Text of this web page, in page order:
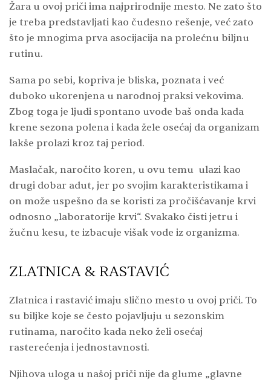
Žara u ovoj priči ima najprirodnije mesto. Ne zato što
je treba predstavljati kao čudesno rešenje, već zato
što je mnogima prva asocijacija na prolećnu biljnu
rutinu.
Sama po sebi, kopriva je bliska, poznata i već
duboko ukorenjena u narodnoj praksi vekovima.
Zbog toga je ljudi spontano uvode baš onda kada
krene sezona polena i kada žele osećaj da organizam
lakše prolazi kroz taj period.
Maslačak, naročito koren, u ovu temu ulazi kao
drugi dobar adut, jer po svojim karakteristikama i
on može uspešno da se koristi za pročišćavanje krvi
odnosno „laboratorije krvi“. Svakako čisti jetru i
žučnu kesu, te izbacuje višak vode iz organizma.
ZLATNICA & RASTAVIĆ
Zlatnica i rastavić imaju slično mesto u ovoj priči. To
su biljke koje se često pojavljuju u sezonskim
rutinama, naročito kada neko želi osećaj
rasterećenja i jednostavnosti.
Njihova uloga u našoj priči nije da glume „glavne